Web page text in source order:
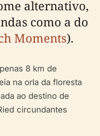
alternativo,
como a do
Moments).
8 km de
na orla da floresta
ao destino de
circundantes